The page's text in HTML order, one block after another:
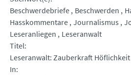
Beschwerdebriefe Beschwerden
Hasskommentare Journalismus
Leseranliegen
Leseranwalt
Titel
Leseranwalt: Zauberkraft Höflichkeit
In